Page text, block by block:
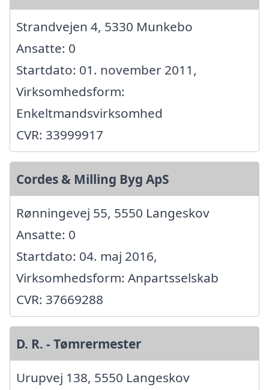
Strandvejen 4, 5330 Munkebo
Ansatte: 0
Startdato: 01. november 2011,
Virksomhedsform:
Enkeltmandsvirksomhed
CVR: 33999917
Cordes & Milling Byg ApS
Rønningevej 55, 5550 Langeskov
Ansatte: 0
Startdato: 04. maj 2016,
Virksomhedsform: Anpartsselskab
CVR: 37669288
D. R. - Tømrermester
Urupvej 138, 5550 Langeskov